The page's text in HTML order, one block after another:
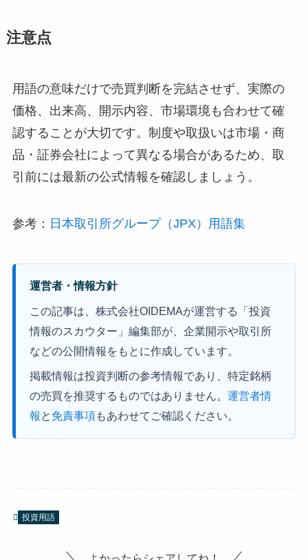
注意点
用語の意味だけで売買判断を完結させず、実際の
価格、出来高、開示内容、市場環境も合わせて確
認することが大切です。制度や取扱いは市場・商
品・証券会社によって異なる場合があるため、取
引前には最新の公式情報を確認しましょう。
参考： 日本取引所グループ（JPX）用語集
運営者・情報方針
この記事は、株式会社OIDEMAが運営する「投資
情報のスカウター」編集部が、企業開示や取引所
などの公開情報をもとに作成しています。
掲載情報は投資判断の参考情報であり、特定銘柄
の売買を推奨するものではありません。運営者情
報 と 免責事項もあわせてご確認ください。
投資用語